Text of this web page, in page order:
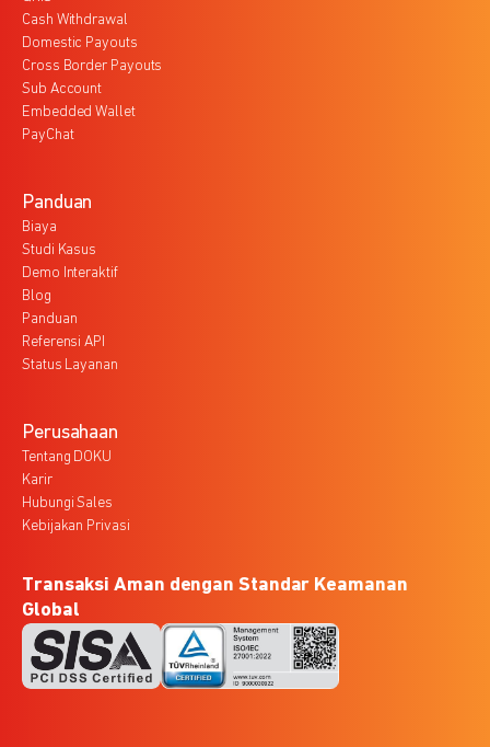
Cash Withdrawal
Domestic Payouts
Cross Border Payouts
Sub Account
Embedded Wallet
PayChat
Panduan
Biaya
Studi Kasus
Demo Interaktif
Blog
Panduan
Referensi API
Status Layanan
Perusahaan
Tentang DOKU
Karir
Hubungi Sales
Kebijakan Privasi
Transaksi Aman dengan Standar Keamanan
Global